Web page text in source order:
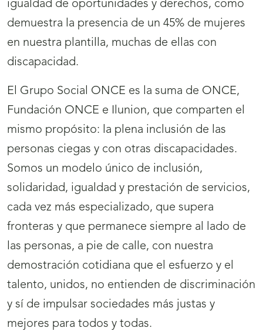
igualdad de oportunidades y derechos, como
demuestra la presencia de un 45% de mujeres
en nuestra plantilla, muchas de ellas con
discapacidad.
El Grupo Social ONCE es la suma de ONCE,
Fundación ONCE e Ilunion, que comparten el
mismo propósito: la plena inclusión de las
personas ciegas y con otras discapacidades.
Somos un modelo único de inclusión,
solidaridad, igualdad y prestación de servicios,
cada vez más especializado, que supera
fronteras y que permanece siempre al lado de
las personas, a pie de calle, con nuestra
demostración cotidiana que el esfuerzo y el
talento, unidos, no entienden de discriminación
y sí de impulsar sociedades más justas y
mejores para todos y todas.